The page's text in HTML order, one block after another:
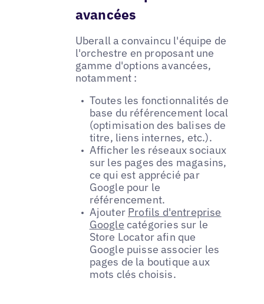
avancées
Uberall a convaincu l'équipe de
l'orchestre en proposant une
gamme d'options avancées,
notamment :
Toutes les fonctionnalités de
base du référencement local
(optimisation des balises de
titre, liens internes, etc.).
Afficher les réseaux sociaux
sur les pages des magasins,
ce qui est apprécié par
Google pour le
référencement.
Ajouter Profils d'entreprise
Google catégories sur le
Store Locator afin que
Google puisse associer les
pages de la boutique aux
mots clés choisis.